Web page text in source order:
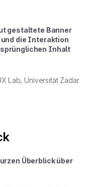
gestaltete Banner
die Interaktion
Inhalt
Lab, Universität Zadar
Überblick über